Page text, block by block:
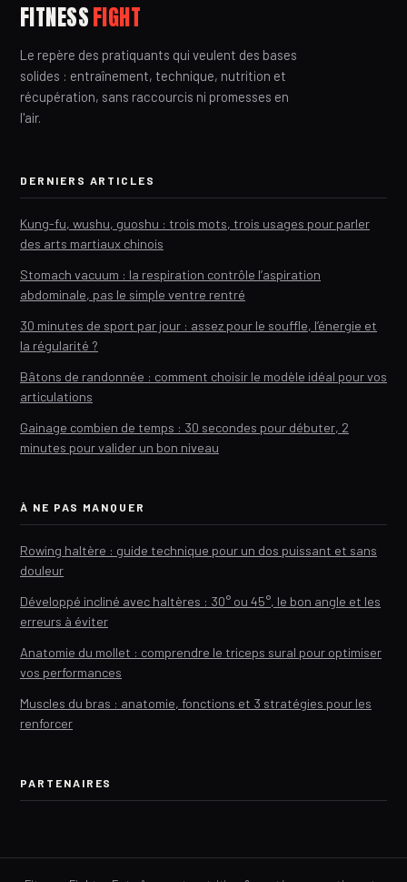
bien préparer votre
FITNESSFIGHT
Le repère des pratiquants qui veulent des bases
solides : entraînement, technique, nutrition et
récupération, sans raccourcis ni promesses en
l'air.
DERNIERS ARTICLES
Kung-fu, wushu, guoshu : trois mots, trois usages pour parler
des arts martiaux chinois
Stomach vacuum : la respiration contrôle l’aspiration
abdominale, pas le simple ventre rentré
30 minutes de sport par jour : assez pour le souffle, l’énergie et
la régularité ?
Bâtons de randonnée : comment choisir le modèle idéal pour vos
articulations
Gainage combien de temps : 30 secondes pour débuter, 2
minutes pour valider un bon niveau
À NE PAS MANQUER
Rowing haltère : guide technique pour un dos puissant et sans
douleur
Développé incliné avec haltères : 30° ou 45°, le bon angle et les
erreurs à éviter
Anatomie du mollet : comprendre le triceps sural pour optimiser
vos performances
Muscles du bras : anatomie, fonctions et 3 stratégies pour les
renforcer
PARTENAIRES